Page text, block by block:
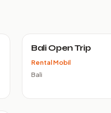
Bali Open Trip
Rental Mobil
Bali